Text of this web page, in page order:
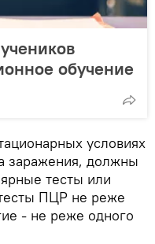
обучение
условиях
заражения, должны
тесты или
ПЦР не реже
- не реже одного